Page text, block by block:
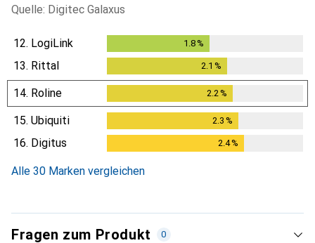
Quelle: Digitec Galaxus
12. LogiLink 1.8 %
13. Rittal 2.1 %
14. Roline 2.2 %
15. Ubiquiti 2.3 %
16. Digitus 2.4%
Alle 30 Marken vergleichen
Fragen zum Produkt 0